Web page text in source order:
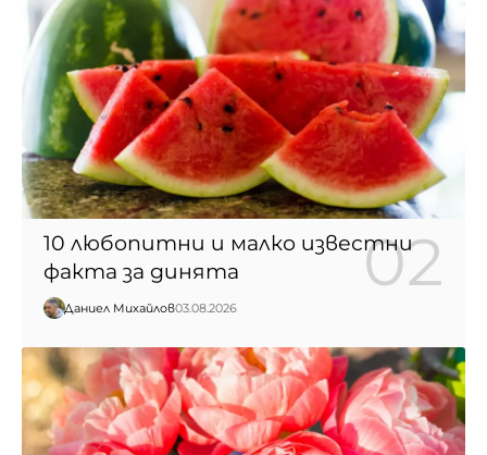
10 любопитни и малко известни
факта за динята
Даниел Михайлов03.08.2026